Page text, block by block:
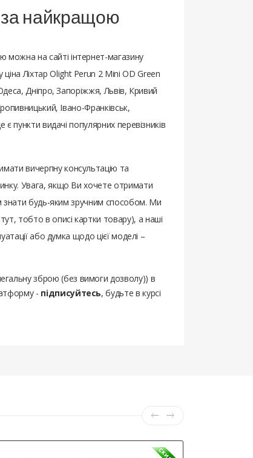
за найкращою
можна на сайті інтернет-магазину
Ліхтар Olight Perun 2 Mini OD Green
Дніпро, Запоріжжя, Львів, Кривий
Івано-Франківськ,
пункти видачі популярних перевізників
вичерпну консультацію та
Увага, якщо Ви хочете отримати
знати будь-яким зручним способом. Ми
тобто в описі картки товару), а наші
або думка щодо цієї моделі –
зброю (без вимоги дозволу)) в
- підписуйтесь, будьте в курсі